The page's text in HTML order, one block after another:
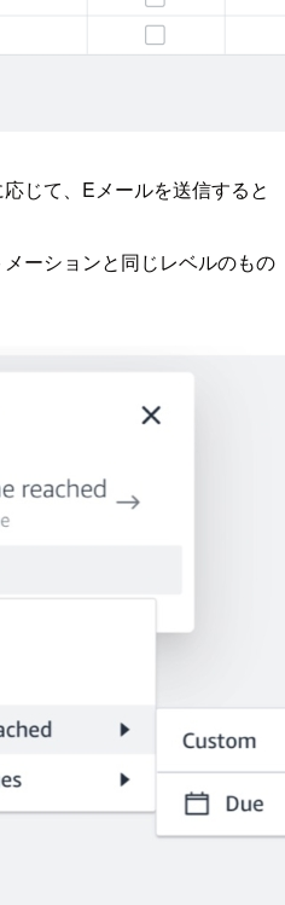
じて、Eメールを送信すると
ーションと同じレベルのもの